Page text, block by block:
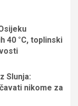
40 °C, toplinski
Slunja:
nikome za